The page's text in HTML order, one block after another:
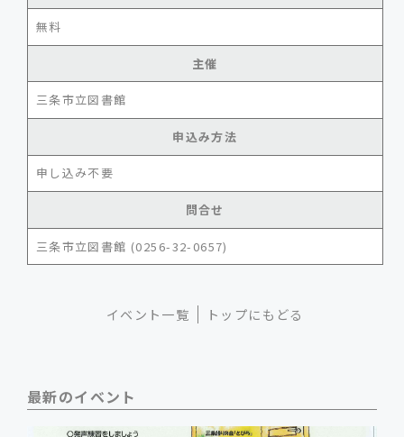
無料
主催
三条市立図書館
申込み方法
申し込み不要
問合せ
三条市立図書館 (0256-32-0657)
イベント一覧 トップにもどる
最新のイベント